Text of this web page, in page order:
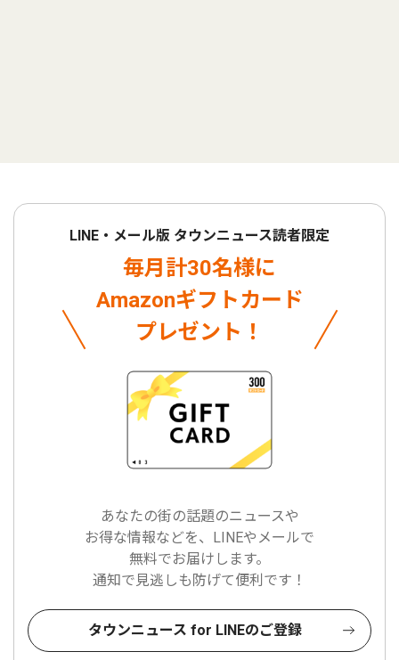
LINE・メール版 タウンニュース読者限定
毎月計30名様に
Amazonギフトカード
プレゼント！
あなたの街の話題のニュースや
お得な情報などを、LINEやメールで
無料でお届けします。
通知で見逃しも防げて便利です！
タウンニュース for LINEのご登録